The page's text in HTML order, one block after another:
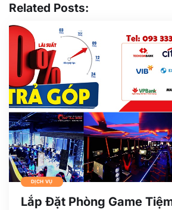
Related Posts:
DỊCH VỤ
Lắp Đặt Phòng Game